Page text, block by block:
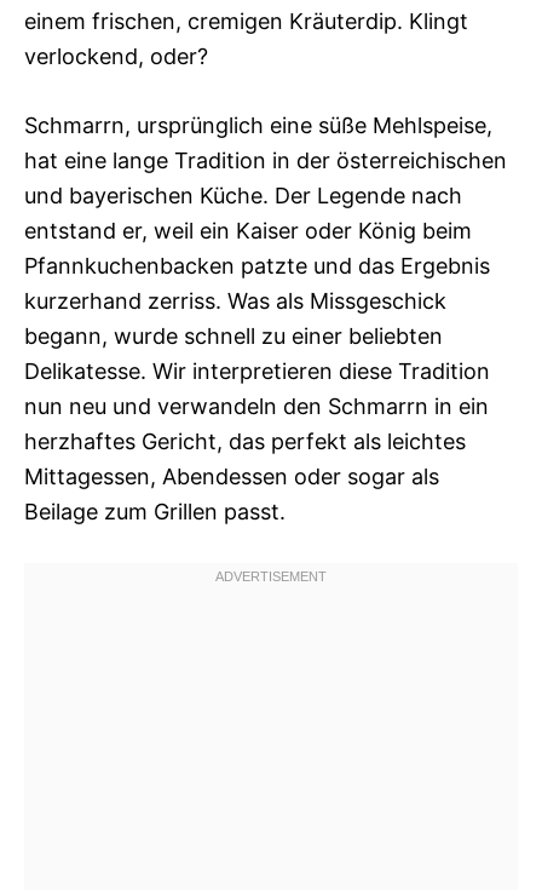
einem frischen, cremigen Kräuterdip. Klingt
verlockend, oder?
Schmarrn, ursprünglich eine süße Mehlspeise,
hat eine lange Tradition in der österreichischen
und bayerischen Küche. Der Legende nach
entstand er, weil ein Kaiser oder König beim
Pfannkuchenbacken patzte und das Ergebnis
kurzerhand zerriss. Was als Missgeschick
begann, wurde schnell zu einer beliebten
Delikatesse. Wir interpretieren diese Tradition
nun neu und verwandeln den Schmarrn in ein
herzhaftes Gericht, das perfekt als leichtes
Mittagessen, Abendessen oder sogar als
Beilage zum Grillen passt.